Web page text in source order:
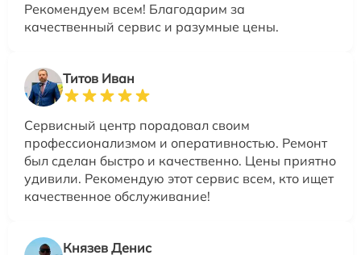
Рекомендуем всем! Благодарим за
качественный сервис и разумные цены.
Титов Иван
Сервисный центр порадовал своим
профессионализмом и оперативностью. Ремонт
был сделан быстро и качественно. Цены приятно
удивили. Рекомендую этот сервис всем, кто ищет
качественное обслуживание!
Князев Денис